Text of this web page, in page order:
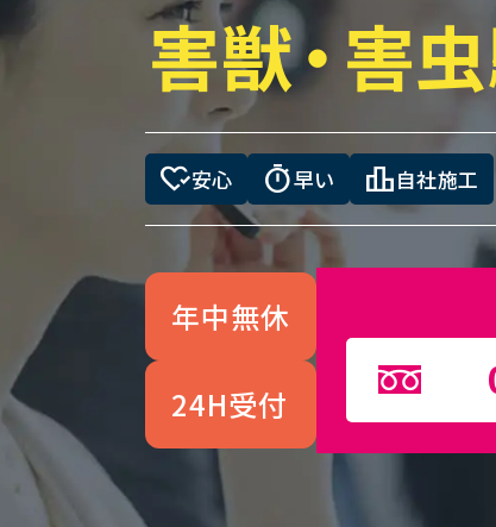
害獣・害
heart_check安心 timer早い leaderboard自社施工
年中無休
24H受付